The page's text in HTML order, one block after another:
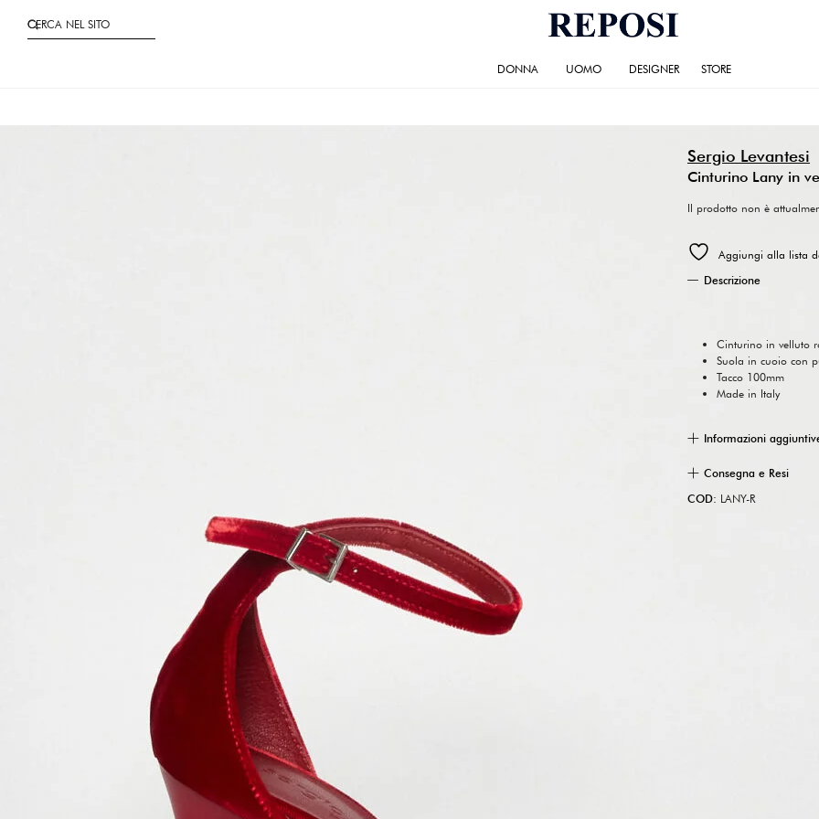
CERCA NEL SITO
DONNA UOMO DESIGNER STORE
Sergio Levantesi
Cinturino Lany in
Il prodotto non è
Aggiungi alla lista
COD: LANY-R
Descrizione
Cinturino in velluto
Suola in cuoio con
Tacco 100mm
Made in Italy
Informazioni
Consegna e Resi